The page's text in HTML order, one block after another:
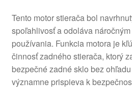
Tento motor stierača bol
spoľahlivosť a odoláva
používania. Funkcia motora je
činnosť zadného stierača, ktorý
bezpečné zadné sklo bez
významne prispieva k